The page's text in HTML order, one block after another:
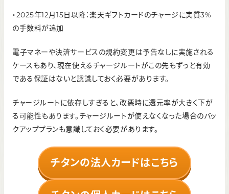
・2025年12月15日以降：楽天ギフトカードのチャージに実質3%
の手数料が追加
電子マネーや決済サービスの規約変更は予告なしに実施される
ケースもあり、現在使えるチャージルートがこの先もずっと有効
である保証はないと認識しておく必要があります。
チャージルートに依存しすぎると、改悪時に還元率が大きく下が
る可能性もあります。チャージルートが使えなくなった場合のバッ
クアッププランも意識しておく必要があります。
チタンの法人カードはこちら